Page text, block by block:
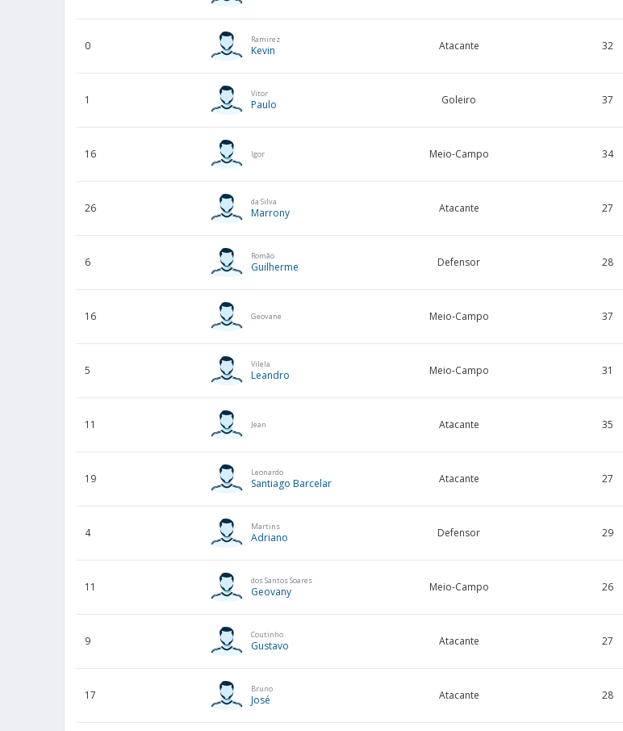
0 Ramirez
Kevin Atacante 32
1 Vitor
Paulo Goleiro 37
16 Igor Meio-Campo 34
26 da Silva
Marrony Atacante 27
6 Romão
Guilherme Defensor 28
16 Geovane Meio-Campo 37
5 Vilela
Leandro Meio-Campo 31
11 Jean Atacante 35
19 Leonardo
Santiago Barcelar Atacante 27
4 Martins
Adriano Defensor 29
11 dos Santos Soares
Geovany Meio-Campo 26
9 Coutinho
Gustavo Atacante 27
17 Bruno
José Atacante 28